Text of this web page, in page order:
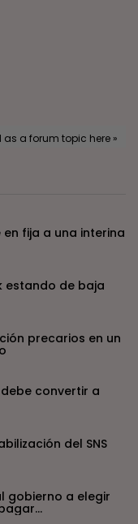
a forum topic here »
fija a una interina
estando de baja
precarios en un
debe convertir a
del SNS
gobierno a elegir